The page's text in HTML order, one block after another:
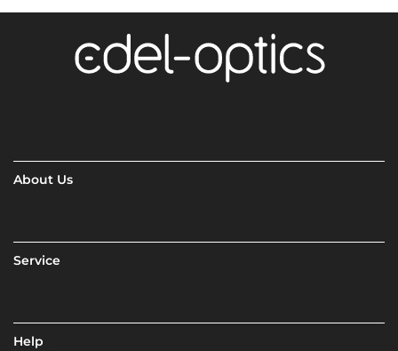
About Us
Service
Help